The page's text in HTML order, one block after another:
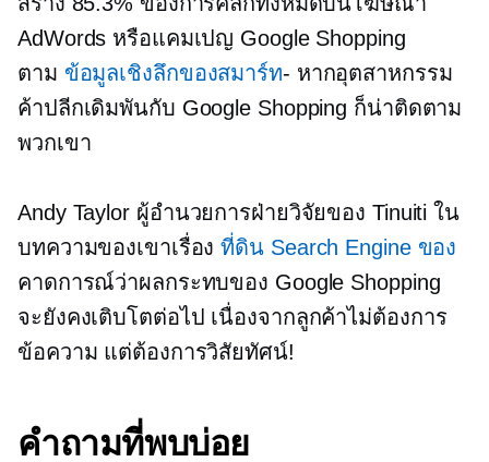
AdWords หรือแคมเปญ Google Shopping
ตาม ข้อมูลเชิงลึกของสมาร์ท- หากอุตสาหกรรม
ค้าปลีกเดิมพันกับ Google Shopping ก็น่าติดตาม
พวกเขา
Andy Taylor ผู้อำนวยการฝ่ายวิจัยของ Tinuiti ใน
บทความของเขาเรื่องที่ดิน Search Engine ของ
คาดการณ์ว่าผลกระทบของ Google Shopping
จะยังคงเติบโตต่อไป เนื่องจากลูกค้าไม่ต้องการ
ข้อความ แต่ต้องการวิสัยทัศน์!
คำถามที่พบบ่อย